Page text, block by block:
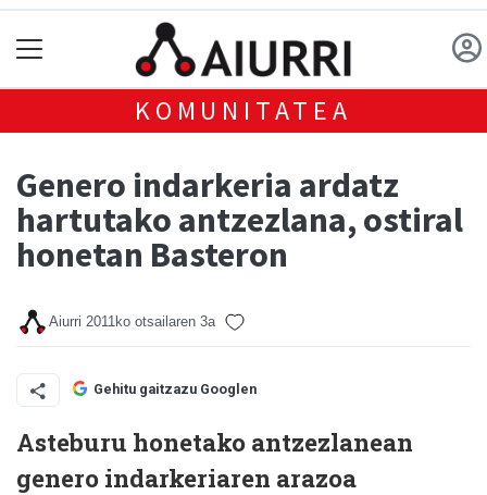
KOMUNITATEA
Genero indarkeria ardatz
hartutako antzezlana, ostiral
honetan Basteron
Aiurri 2011ko otsailaren 3a
Gehitu gaitzazu Googlen
Asteburu honetako antzezlanean
genero indarkeriaren arazoa